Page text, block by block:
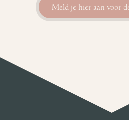
Meld je hier aan voor